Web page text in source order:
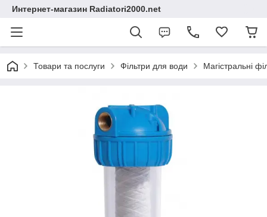
Интернет-магазин Radiatori2000.net
Товари та послуги Фільтри для води Магістральні